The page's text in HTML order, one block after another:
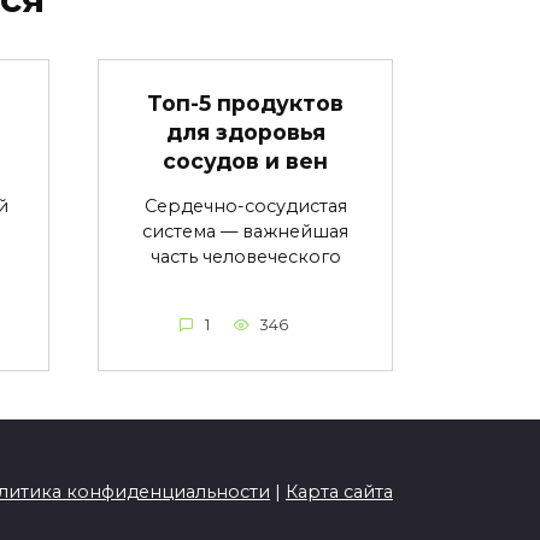
Топ-5 продуктов
для здоровья
сосудов и вен
Сердечно-сосудистая
система — важнейшая
часть человеческого
1 346
конфиденциальности | Карта сайта